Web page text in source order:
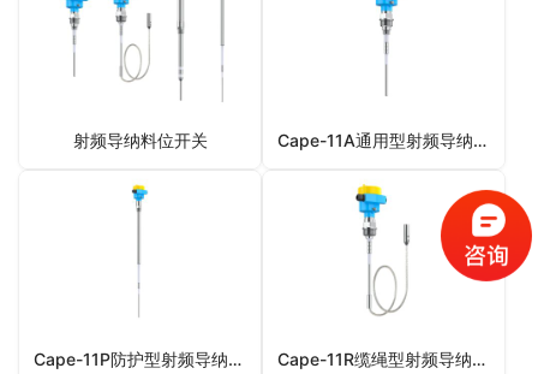
射频导纳料位开关 Cape-11A通用型射频导纳料位开关
Cape-11P防护型射频导纳料位开关 Cape-11R缆绳型射频导纳料位开关